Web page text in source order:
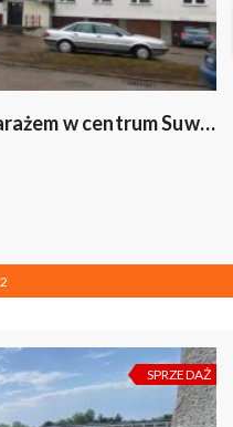
2 pokojowe mieszkanie z garażem w centrum Suwałk
2
SPRZEDAŻ